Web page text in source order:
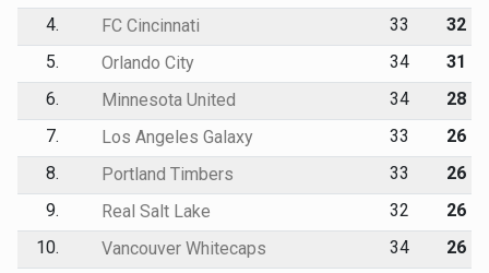
4. FC Cincinnati 33
32
5.
Orlando City 34
31
6.
Minnesota United 34
28
7.
Los Angeles Galaxy 33
26
8.
Portland Timbers 33
26
9.
Real Salt Lake 32
26
10.
Vancouver Whitecaps 34
26